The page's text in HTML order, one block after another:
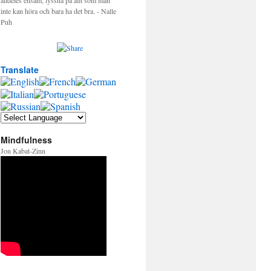
inte kan höra och bara ha det bra. - Nalle
Puh
Translate
Mindfulness
Jon Kabat-Zinn